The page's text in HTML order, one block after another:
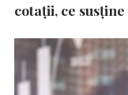
cotații, ce